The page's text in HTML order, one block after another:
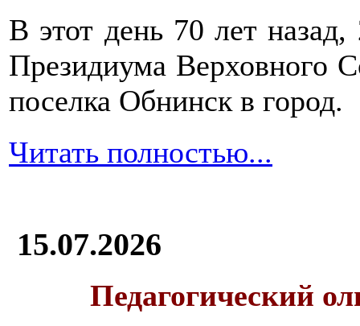
В этот день 70 лет
Президиума Верховного
поселка Обнинск в город.
Читать полностью...
15.07.2026
Педагогический